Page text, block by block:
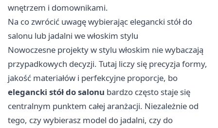
wnętrzem i domownikami.
Na co zwrócić uwagę wybierając elegancki stół do
salonu lub jadalni we włoskim stylu
Nowoczesne projekty w stylu włoskim nie wybaczają
przypadkowych decyzji. Tutaj liczy się precyzja formy,
jakość materiałów i perfekcyjne proporcje, bo
elegancki stół do salonu bardzo często staje się
centralnym punktem całej aranżacji. Niezależnie od
tego, czy wybierasz model do jadalni, czy do